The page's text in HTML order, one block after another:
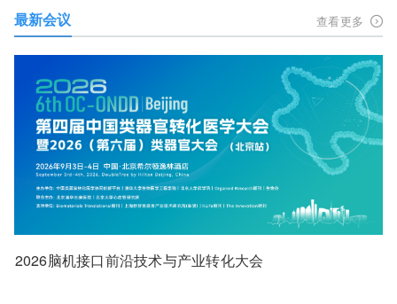
最新会议 查看更多
2026脑机接口前沿技术与产业转化大会